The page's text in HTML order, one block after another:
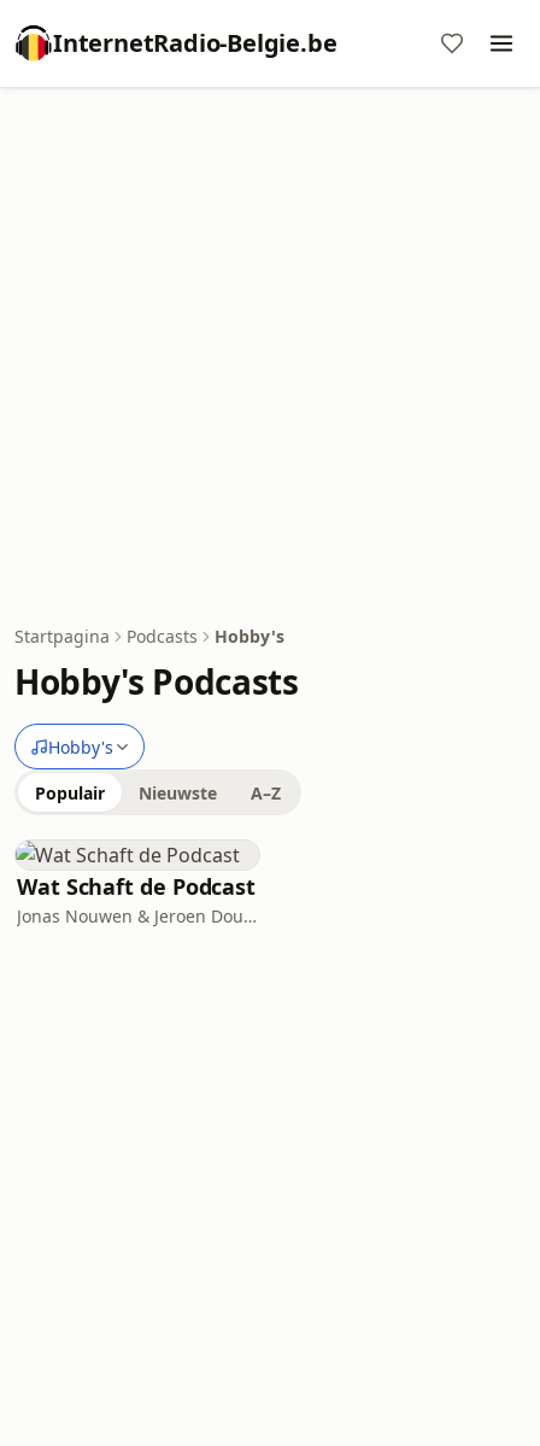
InternetRadio-Belgie.be
Startpagina Podcasts Hobby's
Hobby's Podcasts
Hobby's
Populair Nieuwste A–Z
Wat Schaft de Podcast
Jonas Nouwen & Jeroen Doucet